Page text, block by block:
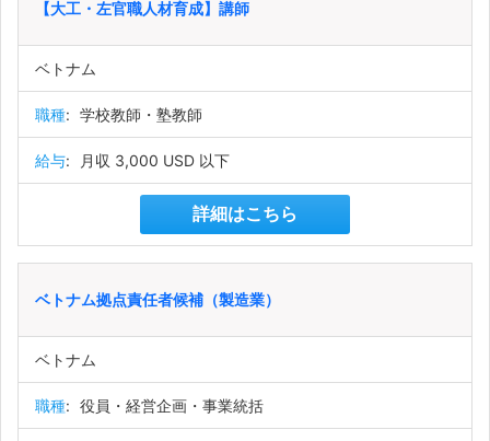
【大工・左官職人材育成】講師
ベトナム
職種: 学校教師・塾教師
給与: 月収 3,000 USD 以下
詳細はこちら
ベトナム拠点責任者候補（製造業）
ベトナム
職種: 役員・経営企画・事業統括